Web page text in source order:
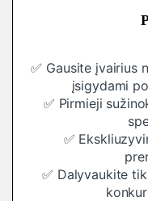
✅ Gausite įvairius
įsigydami
✅ Pirmieji
✅
✅ Dalyvaukite